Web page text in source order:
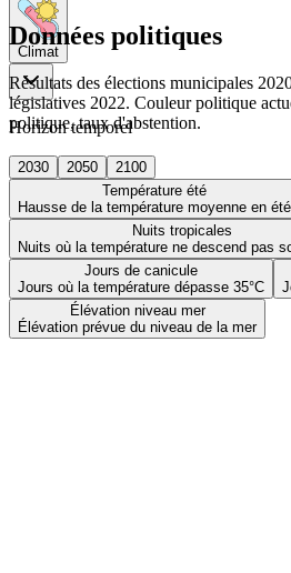
Climat
Horizon temporel
2030 2050
2100
Température été
Hausse de la température moyenne en été
Nuits tropicales
Nuits où la température ne descend pas
Jours de canicule
Jours où la température dépasse 35°C
Élévation niveau mer
Élévation prévue du niveau de la mer
Données politiques
Résultats des élections municipales
législatives 2022. Couleur politique
politique, taux d'abstention.